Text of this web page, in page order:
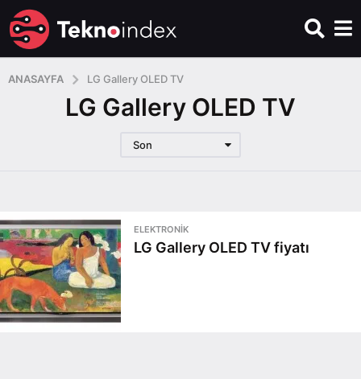
ANASAYFA LG Gallery OLED TV
LG Gallery OLED TV
Son
ELEKTRONIK
LG Gallery OLED TV fiyatı